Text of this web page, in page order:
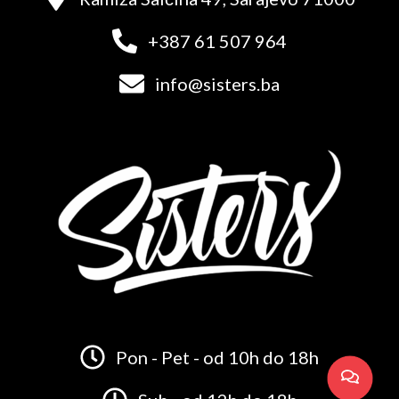
+387 61 507 964
info@sisters.ba
Pon - Pet - od 10h do 18h